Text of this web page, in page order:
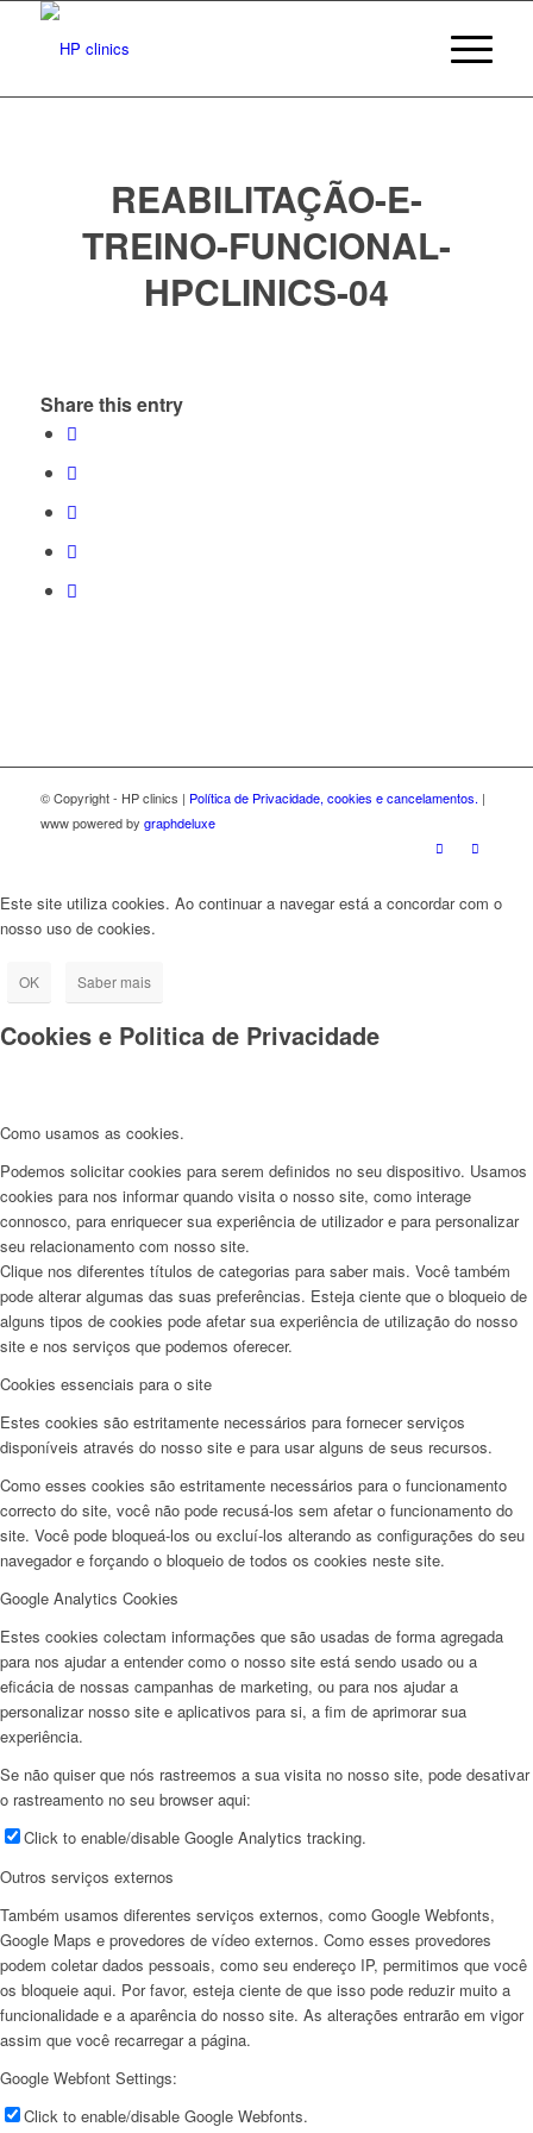
REABILITAÇÃO-E-
TREINO-FUNCIONAL-
HPCLINICS-04
Share this entry
© Copyright - HP clinics | Política de Privacidade, cookies e cancelamentos. |
www powered by graphdeluxe
Este site utiliza cookies. Ao continuar a navegar está a concordar com o
nosso uso de cookies.
OK Saber mais
Cookies e Politica de Privacidade
Como usamos as cookies.
Podemos solicitar cookies para serem definidos no seu dispositivo. Usamos
cookies para nos informar quando visita o nosso site, como interage
connosco, para enriquecer sua experiência de utilizador e para personalizar
seu relacionamento com nosso site.
Clique nos diferentes títulos de categorias para saber mais. Você também
pode alterar algumas das suas preferências. Esteja ciente que o bloqueio de
alguns tipos de cookies pode afetar sua experiência de utilização do nosso
site e nos serviços que podemos oferecer.
Cookies essenciais para o site
Estes cookies são estritamente necessários para fornecer serviços
disponíveis através do nosso site e para usar alguns de seus recursos.
Como esses cookies são estritamente necessários para o funcionamento
correcto do site, você não pode recusá-los sem afetar o funcionamento do
site. Você pode bloqueá-los ou excluí-los alterando as configurações do seu
navegador e forçando o bloqueio de todos os cookies neste site.
Google Analytics Cookies
Estes cookies colectam informações que são usadas de forma agregada
para nos ajudar a entender como o nosso site está sendo usado ou a
eficácia de nossas campanhas de marketing, ou para nos ajudar a
personalizar nosso site e aplicativos para si, a fim de aprimorar sua
experiência.
Se não quiser que nós rastreemos a sua visita no nosso site, pode desativar
o rastreamento no seu browser aqui:
Click to enable/disable Google Analytics tracking.
Outros serviços externos
Também usamos diferentes serviços externos, como Google Webfonts,
Google Maps e provedores de vídeo externos. Como esses provedores
podem coletar dados pessoais, como seu endereço IP, permitimos que você
os bloqueie aqui. Por favor, esteja ciente de que isso pode reduzir muito a
funcionalidade e a aparência do nosso site. As alterações entrarão em vigor
assim que você recarregar a página.
Google Webfont Settings:
Click to enable/disable Google Webfonts.